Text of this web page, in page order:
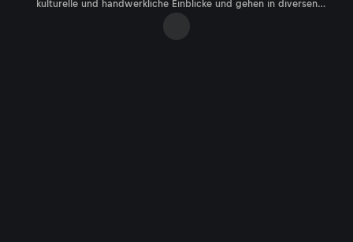
kulturelle und handwerkliche Einblicke und gehen in diversen
Challenges bis an ihre Grenzen.